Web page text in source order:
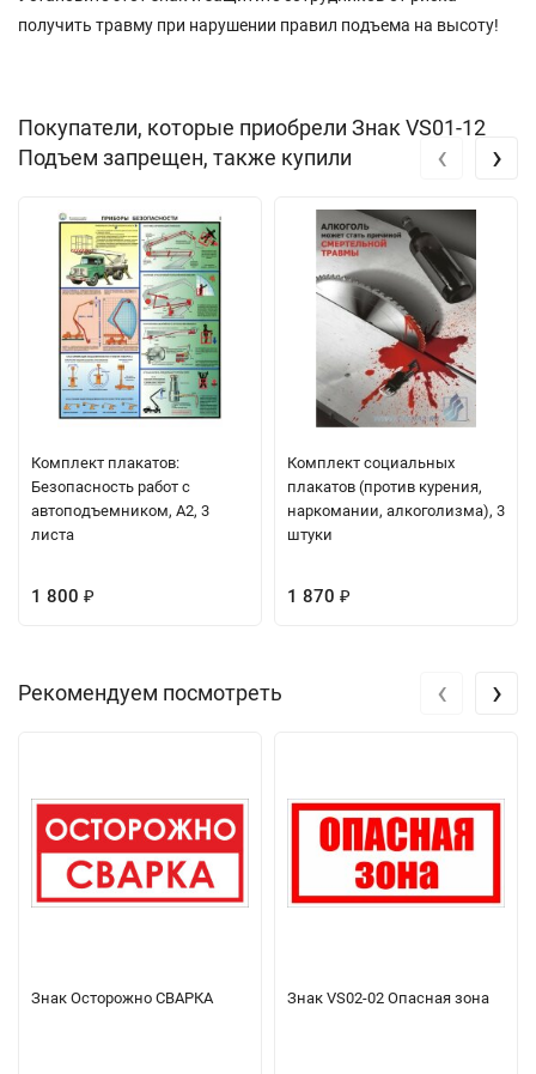
получить травму при нарушении правил подъема на высоту!
Покупатели, которые приобрели Знак VS01-12
Подъем запрещен, также купили
Комплект плакатов:
Безопасность работ с
автоподъемником, А2, 3
листа
1 800 ₽
Комплект социальных
плакатов (против курения,
наркомании, алкоголизма), 3
штуки
1 870 ₽
‹ ›
Рекомендуем посмотреть
Знак Осторожно СВАРКА Знак VS02-02 Опасная зона
‹ ›